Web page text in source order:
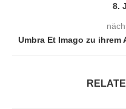
8.
Umbra Et Imago zu ihrem